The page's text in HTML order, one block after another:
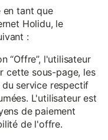
en tant que
Holidu, le
:
“Offre”, l'utilisateur
cette sous-page, les
service respectif
L'utilisateur est
de paiement
de l'offre.